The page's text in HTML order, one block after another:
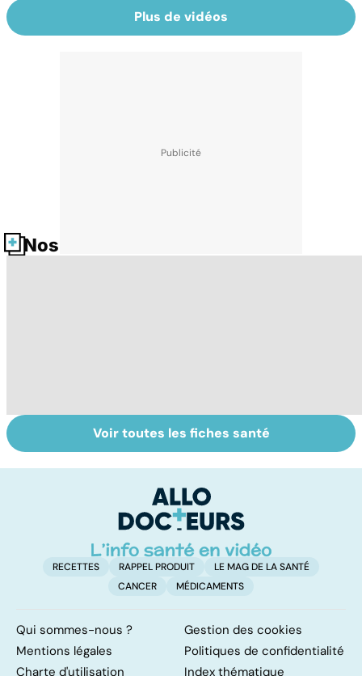
Plus de vidéos
Nos fiches santé
Troubles anxieux,
une anxiété
Un rhume, ça se
soigne ?
Voir toutes les fiches santé
RECETTES RAPPEL PRODUIT
LE MAG DE LA SANTÉ
CANCER
MÉDICAMENTS
Qui sommes-nous ?
Gestion des cookies
Mentions légales
Politiques de confidentialité
Charte d'utilisation
Index thématique